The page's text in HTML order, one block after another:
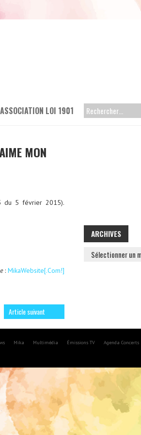
ASSOCIATION LOI 1901 RECHERCHER :
MON
du 5 février 2015).
: MikaWebsite[.Com!]
Article suivant
ARCHIVES
ARCHIVES
Mika Multimédia Émissions TV Agenda Concerts